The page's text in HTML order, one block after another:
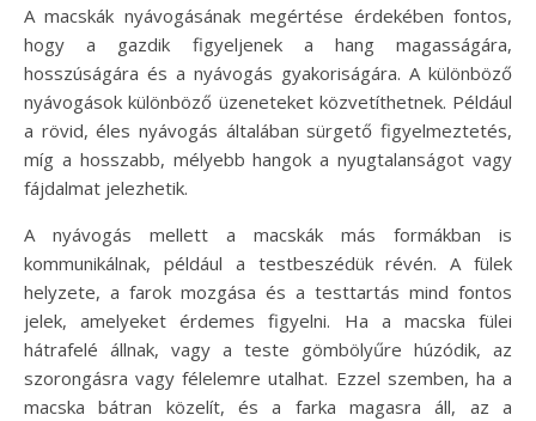
A macskák nyávogásának megértése érdekében fontos,
hogy a gazdik figyeljenek a hang magasságára,
hosszúságára és a nyávogás gyakoriságára. A különböző
nyávogások különböző üzeneteket közvetíthetnek. Például
a rövid, éles nyávogás általában sürgető figyelmeztetés,
míg a hosszabb, mélyebb hangok a nyugtalanságot vagy
fájdalmat jelezhetik.
A nyávogás mellett a macskák más formákban is
kommunikálnak, például a testbeszédük révén. A fülek
helyzete, a farok mozgása és a testtartás mind fontos
jelek, amelyeket érdemes figyelni. Ha a macska fülei
hátrafelé állnak, vagy a teste gömbölyűre húzódik, az
szorongásra vagy félelemre utalhat. Ezzel szemben, ha a
macska bátran közelít, és a farka magasra áll, az a